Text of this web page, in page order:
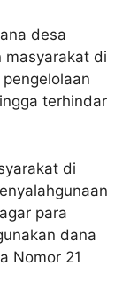
desa
masyarakat di
terhindar
di
para
dana
Nomor 21